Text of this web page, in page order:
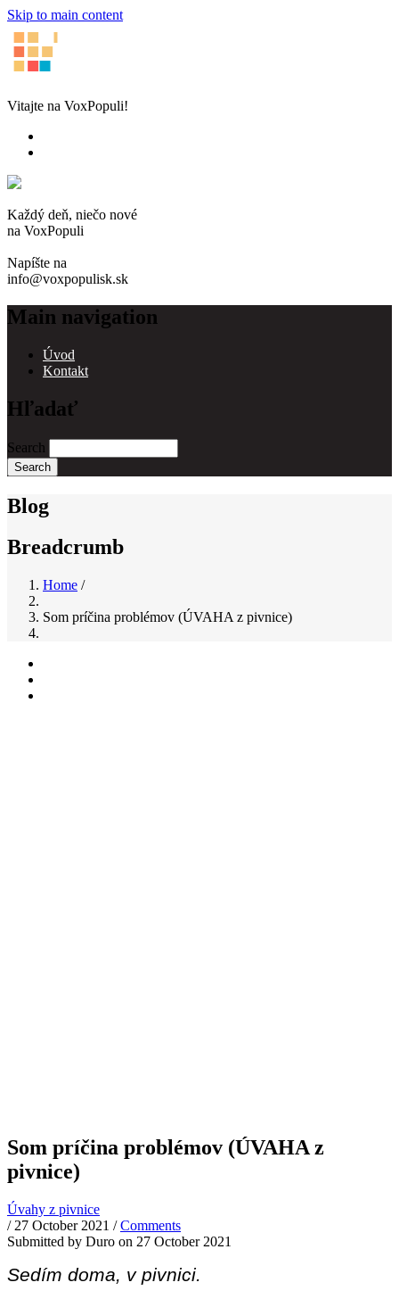
Skip to main content
Vitajte na VoxPopuli!
Každý deň, niečo nové
na VoxPopuli
Napíšte na
info@voxpopulisk.sk
Main navigation
Úvod
Kontakt
Hľadať
Search
Blog
Breadcrumb
Home /
Som príčina problémov (ÚVAHA z pivnice)
Som príčina problémov (ÚVAHA z
pivnice)
Úvahy z pivnice
/ 27 October 2021 /Comments
Submitted by Duro on 27 October 2021
Sedím doma, v pivnici.